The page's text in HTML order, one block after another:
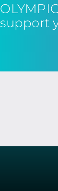
support